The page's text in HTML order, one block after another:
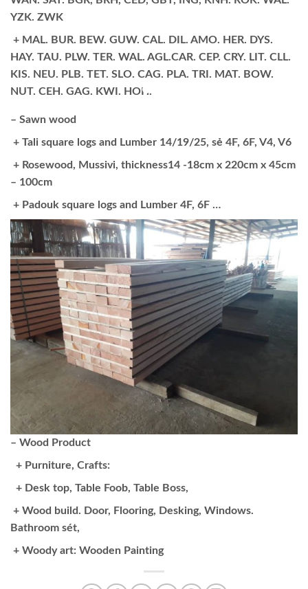
YZK. ZWK
+ MAL. BUR. BEW. GUW. CAL. DIL. AMO. HER. DYS.
HAY. TAU. PLW. TER. WAL. AGL.CAR. CEP. CRY. LIT. CLL.
KIS. NEU. PLB. TET. SLO. CAG. PLA. TRI. MAT. BOW.
NUT. CEH. GAG. KWI. HOH.
– Sawn wood
+ Tali square logs and Lumber 14/19/25, sẻ 4F, 6F, V4, V6
+ Rosewood, Mussivi, thickness14 -18cm x 220cm x 45cm
– 100cm
+ Padouk square logs and Lumber 4F, 6F …
– Wood Product
+ Purniture, Crafts:
+ Desk top, Table Foob, Table Boss,
+ Wood build. Door, Flooring, Desking, Windows.
Bathroom sét,
+ Woody art: Wooden Painting